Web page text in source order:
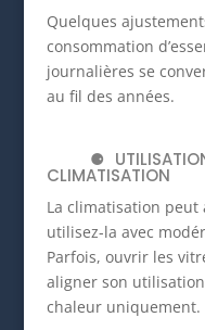
Quelques
consommation
journalières se
au fil des années.
CLIMATISATION
La climatisation peut
utilisez-la avec
Parfois, ouvrir les
aligner son
chaleur uniquement.